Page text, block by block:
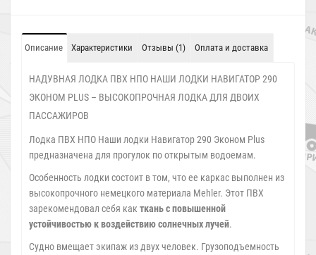
Описание Характеристики Отзывы (1) Оплата и доставка
НАДУВНАЯ ЛОДКА ПВХ НПО НАШИ ЛОДКИ НАВИГАТОР 290
ЭКОНОМ PLUS – ВЫСОКОПРОЧНАЯ ЛОДКА ДЛЯ ДВОИХ
ПАССАЖИРОВ
Лодка ПВХ НПО Наши лодки Навигатор 290 Эконом Plus
предназначена для прогулок по открытым водоемам.
Особенность лодки состоит в том, что ее каркас выполнен из
высокопрочного немецкого материала Mehler. Этот ПВХ
зарекомендовал себя как ткань с повышенной
устойчивостью к воздействию солнечных лучей.
Судно вмещает экипаж из двух человек. Грузоподъемность